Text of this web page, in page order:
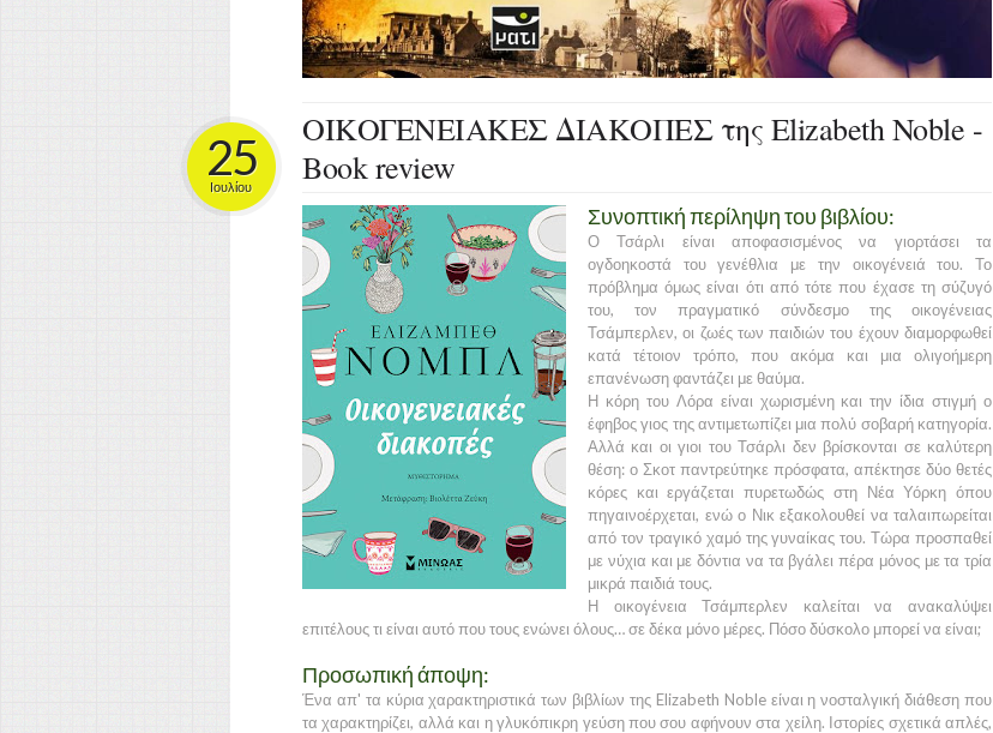
ΟΙΚΟΓΕΝΕΙΑΚΕΣ ΔΙΑΚΟΠΕΣ της Elizabeth Noble -
Book review
25
Ιουλίου
Συνοπτική περίληψη του βιβλίου:
Ο Τσάρλι είναι αποφασισμένος να γιορτάσει τα
ογδοηκοστά του γενέθλια με την οικογένειά του. Το
πρόβλημα όμως είναι ότι από τότε που έχασε τη σύζυγό
του, τον πραγματικό σύνδεσμο της οικογένειας
Τσάμπερλεν, οι ζωές των παιδιών του έχουν διαμορφωθεί
κατά τέτοιον τρόπο, που ακόμα και μια ολιγοήμερη
επανένωση φαντάζει με θαύμα.
Η κόρη του Λόρα είναι χωρισμένη και την ίδια στιγμή ο
έφηβος γιος της αντιμετωπίζει μια πολύ σοβαρή κατηγορία.
Αλλά και οι γιοι του Τσάρλι δεν βρίσκονται σε καλύτερη
θέση: ο Σκοτ παντρεύτηκε πρόσφατα, απέκτησε δύο θετές
κόρες και εργάζεται πυρετωδώς στη Νέα Υόρκη όπου
πηγαινοέρχεται, ενώ ο Νικ εξακολουθεί να ταλαιπωρείται
από τον τραγικό χαμό της γυναίκας του. Τώρα προσπαθεί
με νύχια και με δόντια να τα βγάλει πέρα μόνος με τα τρία
μικρά παιδιά τους.
Η οικογένεια Τσάμπερλεν καλείται να ανακαλύψει
επιτέλους τι είναι αυτό που τους ενώνει όλους… σε δέκα μόνο μέρες. Πόσο δύσκολο μπορεί να είναι;
Προσωπική άποψη:
Ένα απ' τα κύρια χαρακτηριστικά των βιβλίων της Elizabeth Noble είναι η νοσταλγική διάθεση που
τα χαρακτηρίζει, αλλά και η γλυκόπικρη γεύση που σου αφήνουν στα χείλη. Ιστορίες σχετικά απλές,